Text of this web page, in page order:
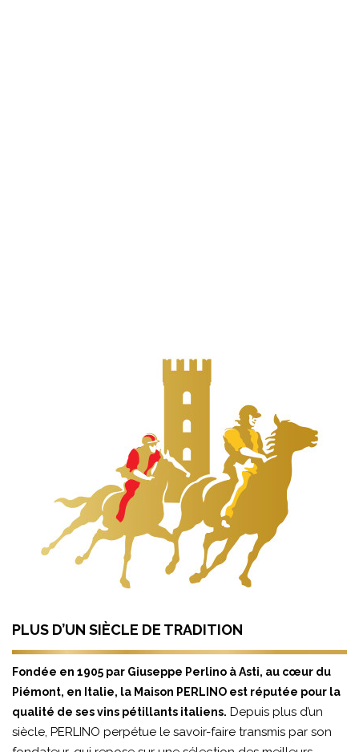
PLUS D’UN SIÈCLE DE TRADITION
Fondée en 1905 par Giuseppe Perlino à Asti, au cœur du
Piémont, en Italie, la Maison PERLINO est réputée pour la
qualité de ses vins pétillants italiens. Depuis plus d’un
siècle, PERLINO perpétue le savoir-faire transmis par son